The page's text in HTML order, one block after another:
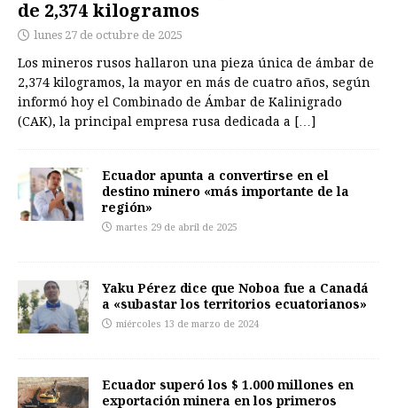
de 2,374 kilogramos
lunes 27 de octubre de 2025
Los mineros rusos hallaron una pieza única de ámbar de
2,374 kilogramos, la mayor en más de cuatro años, según
informó hoy el Combinado de Ámbar de Kalinigrado
(CAK), la principal empresa rusa dedicada a […]
Ecuador apunta a convertirse en el
destino minero «más importante de la
región»
martes 29 de abril de 2025
Yaku Pérez dice que Noboa fue a Canadá
a «subastar los territorios ecuatorianos»
miércoles 13 de marzo de 2024
Ecuador superó los $ 1.000 millones en
exportación minera en los primeros